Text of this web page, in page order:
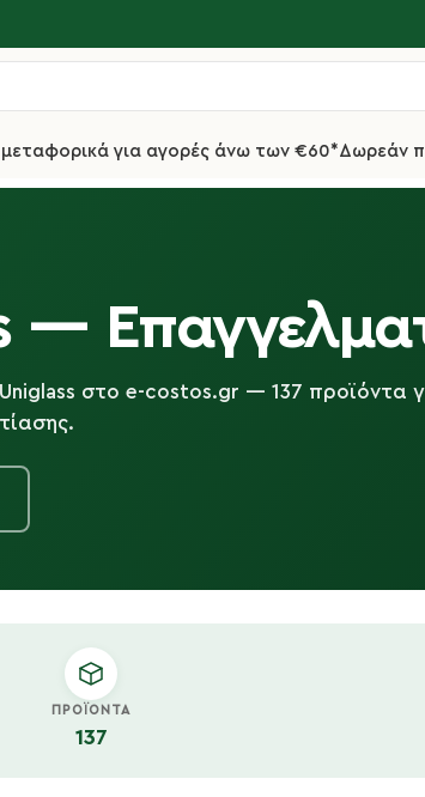
για αγορές άνω των €60*Δωρεάν
—
στο e-costos.gr — 137 προϊόντα
ΠΡΟΪΌΝΤΑ
137